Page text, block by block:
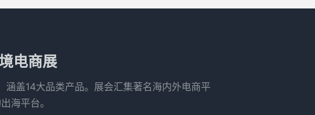
电商展
盖14大品类产品。展会汇集著名海内外电商平
海平台。